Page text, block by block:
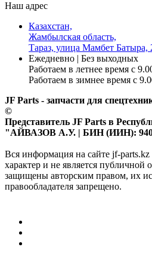
Наш адрес
Казахстан,
Жамбылская область,
Тараз, улица Мамбет Батыра,
Ежедневно | Без выходных
Работаем в летнее время с
Работаем в зимнее время с
JF Parts - запчасти для
©
Представитель JF Parts в
"АЙВАЗОВ А.У. | БИН (ИИН):
Вся информация на сайте jf-
характер и не является публичной
защищены авторским правом, их
правообладателя запрещено.